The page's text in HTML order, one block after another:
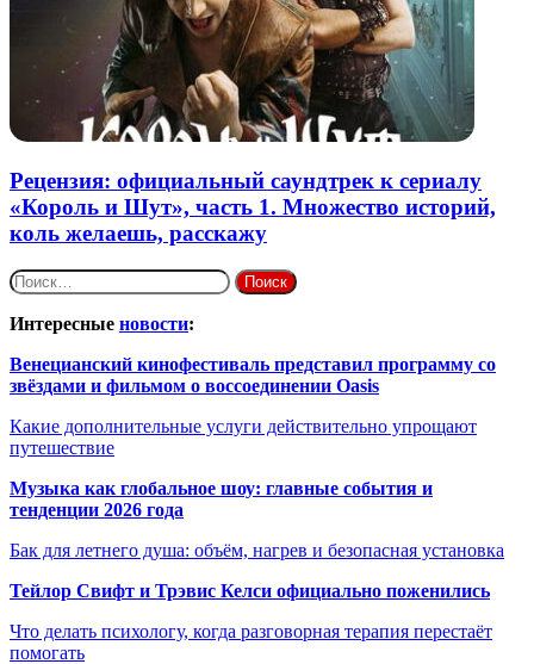
Рецензия: официальный саундтрек к сериалу
«Король и Шут», часть 1. Множество историй,
коль желаешь, расскажу
Найти:
Интересные новости:
Венецианский кинофестиваль представил программу со
звёздами и фильмом о воссоединении Oasis
Какие дополнительные услуги действительно упрощают
путешествие
Музыка как глобальное шоу: главные события и
тенденции 2026 года
Бак для летнего душа: объём, нагрев и безопасная установка
Тейлор Свифт и Трэвис Келси официально поженились
Что делать психологу, когда разговорная терапия перестаёт
помогать